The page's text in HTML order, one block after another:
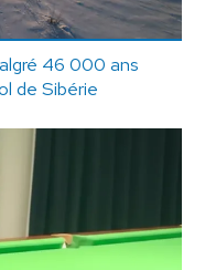
46 000 ans
de Sibérie